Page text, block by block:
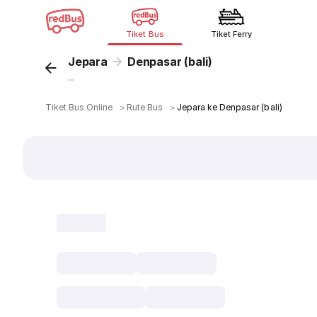
Tiket Bus Tiket Ferry
Jepara Denpasar (bali)
...
Tiket Bus Online ＞ Rute Bus ＞ Jepara ke Denpasar (bali)